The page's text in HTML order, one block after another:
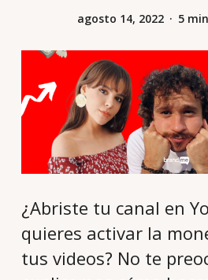
agosto 14, 2022 5
¿Abriste tu canal en
quieres activar la
tus videos? No te